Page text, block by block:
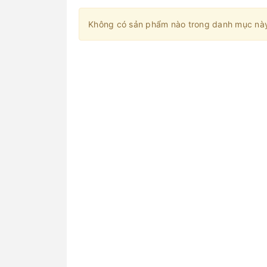
Không có sản phẩm nào trong danh mục